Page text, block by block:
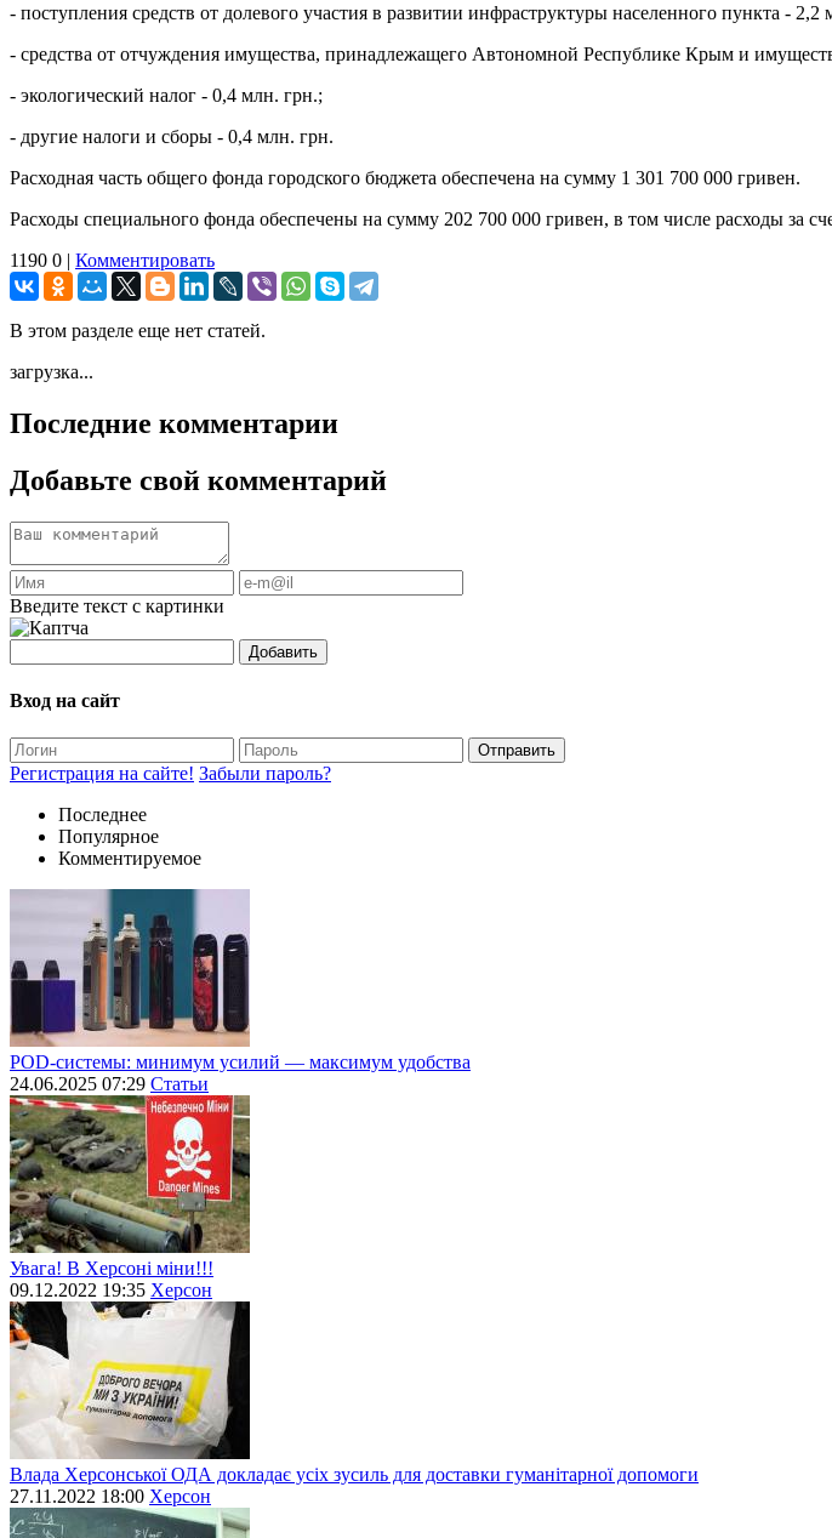
- поступления средств от долевого участия в развитии инфраструктуры населенного пункта - 2,2
- средства от отчуждения имущества, принадлежащего Автономной Республике Крым и
- экологический налог - 0,4 млн. грн.;
- другие налоги и сборы - 0,4 млн. грн.
Расходная часть общего фонда городского бюджета обеспечена на сумму 1 301 700 000 гривен.
Расходы специального фонда обеспечены на сумму 202 700 000 гривен, в том числе расходы
1190 0 | Комментировать
В этом разделе еще нет статей.
загрузка...
Последние комментарии
Добавьте свой комментарий
Введите текст с картинки
Добавить
Вход на сайт
Отправить
Регистрация на сайте! Забыли пароль?
Последнее
Популярное
Комментируемое
POD-системы: минимум усилий — максимум удобства
24.06.2025 07:29 Статьи
Увага! В Херсоні міни!!!
09.12.2022 19:35 Херсон
Влада Херсонської ОДА докладає усіх зусиль для доставки гуманітарної допомоги
27.11.2022 18:00 Херсон